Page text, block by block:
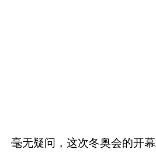
毫无疑问，这次冬奥会的开